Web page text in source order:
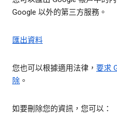
Google 以外的第三方服務。
匯出資料
您也可以根據適用法律， 要求
除 。
如要刪除您的資訊，您可以：